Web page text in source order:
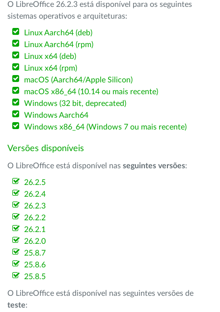
O LibreOffice 26.2.3 está disponível para os seguintes
sistemas operativos e arquiteturas:
Linux Aarch64 (deb)
Linux Aarch64 (rpm)
Linux x64 (deb)
Linux x64 (rpm)
macOS (Aarch64/Apple Silicon)
macOS x86_64 (10.14 ou mais recente)
Windows (32 bit, deprecated)
Windows Aarch64
Windows x86_64 (Windows 7 ou mais recente)
Versões disponíveis
O LibreOffice está disponível nas seguintes versões:
26.2.5
26.2.4
26.2.3
26.2.2
26.2.1
26.2.0
25.8.7
25.8.6
25.8.5
O LibreOffice está disponível nas seguintes versões de
teste: